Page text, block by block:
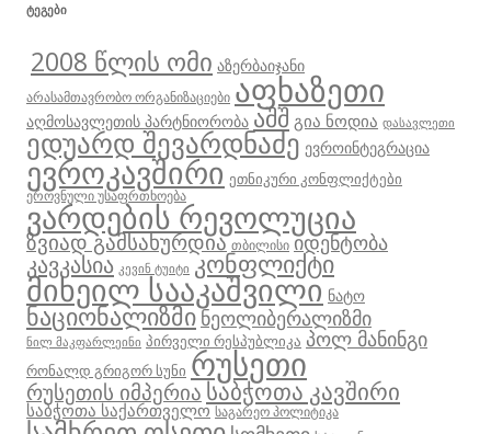
ᲢᲔᲒᲔᲑᲘ
2008 წლის ომი აზერბაიჯანი
არასამთავრობო ორგანიზაციები აფხაზეთი
აღმოსავლეთის პარტნიორობა აშშ გია ნოდია დასავლეთი
ედუარდ შევარდნაძე ევროინტეგრაცია
ევროკავშირი ეთნიკური კონფლიქტები
ეროვნული უსაფრთხოება
ვარდების რევოლუცია
ზვიად გამსახურდია თბილისი იდენტობა
კავკასია კევინ ტუიტი კონფლიქტი
მიხეილ სააკაშვილი ნატო
ნაციონალიზმინეოლიბერალიზმი
ნილ მაკფარლეინი პირველი რესპუბლიკა პოლ მანინგი
რონალდ გრიგორ სუნი რუსეთი
რუსეთის იმპერია საბჭოთა კავშირი
საბჭოთა საქართველო საგარეო პოლიტიკა